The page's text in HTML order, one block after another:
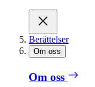
Berättelser
Om oss
Om oss